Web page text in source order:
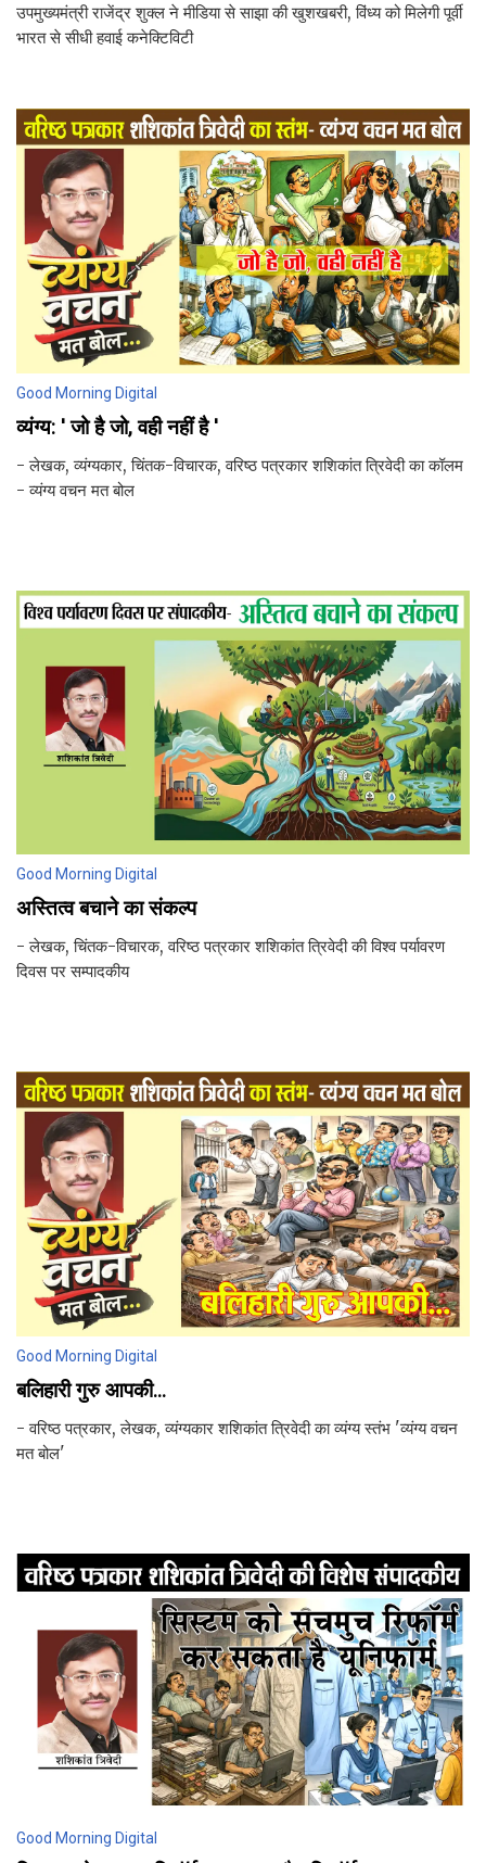
उपमुख्यमंत्री राजेंद्र शुक्ल ने मीडिया से साझा की खुशखबरी, विंध्य को मिलेगी पूर्वी
भारत से सीधी हवाई कनेक्टिविटी
Good Morning Digital
व्यंग्य: ' जो है जो, वही नहीं है '
- लेखक, व्यंग्यकार, चिंतक-विचारक, वरिष्ठ पत्रकार शशिकांत त्रिवेदी का कॉलम
- व्यंग्य वचन मत बोल
Good Morning Digital
अस्तित्व बचाने का संकल्प
- लेखक, चिंतक-विचारक, वरिष्ठ पत्रकार शशिकांत त्रिवेदी की विश्व पर्यावरण
दिवस पर सम्पादकीय
Good Morning Digital
बलिहारी गुरु आपकी...
- वरिष्ठ पत्रकार, लेखक, व्यंग्यकार शशिकांत त्रिवेदी का व्यंग्य स्तंभ 'व्यंग्य वचन
मत बोल'
Good Morning Digital